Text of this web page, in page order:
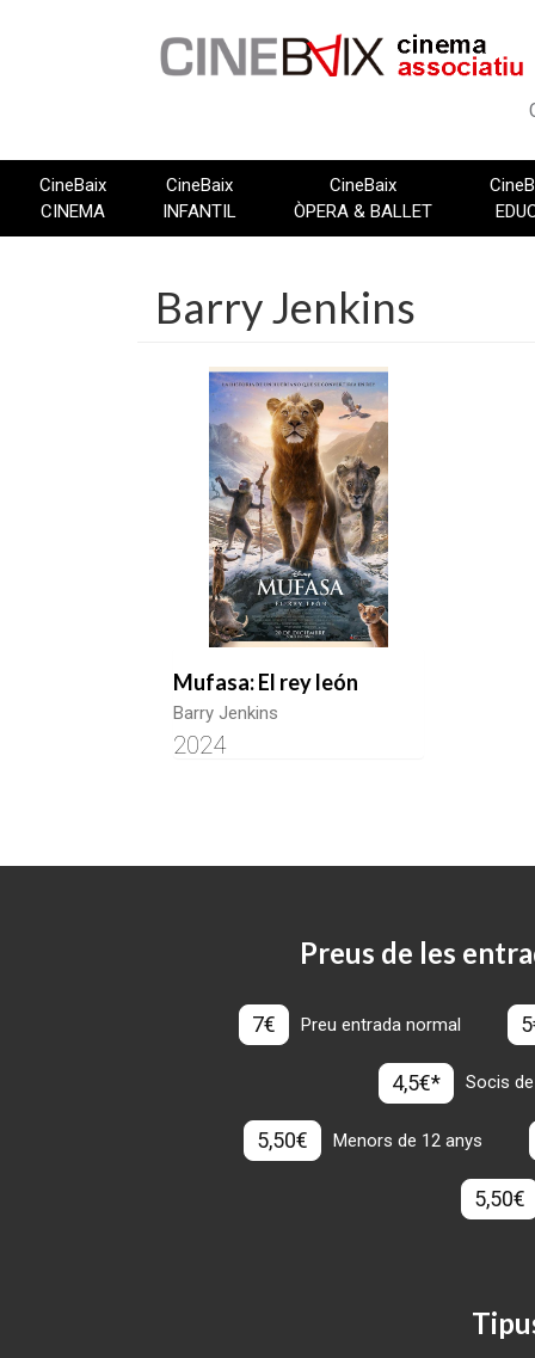
CineBaix
CINEMA
CineBaix
INFANTIL
CineBaix
ÒPERA & BALLET
Barry Jenkins
Mufasa: El rey león
Barry Jenkins
2024
Preus de les
7€ Preu entrada normal
4,5€* Socis
5,50€ Menors de 12 anys
5,50€